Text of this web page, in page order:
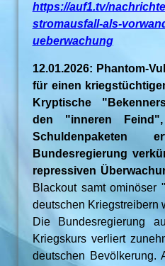
https://auf1.tv/
stromausfall-als-
ueberwachung
12.01.2026: Phantom-
für einen
Kryptische
den "inneren
Bundesregierung
repressiven
Blackout samt ominöser
deutschen Kriegstreibern
Die Bundesregierung
Kriegskurs verliert
deutschen Bevölkerung.